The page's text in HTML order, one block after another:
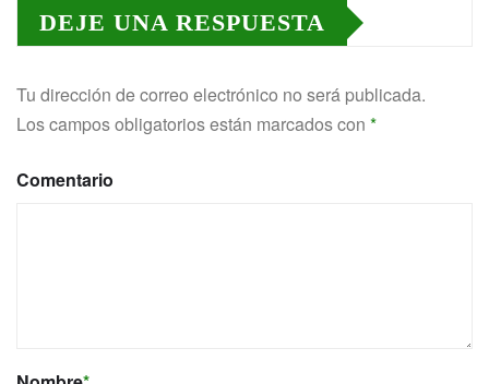
DEJE UNA RESPUESTA
Tu dirección de correo electrónico no será publicada.
Los campos obligatorios están marcados con *
Comentario